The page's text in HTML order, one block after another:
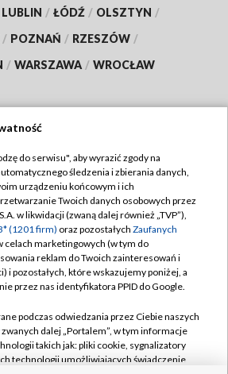
LUBLIN / ŁÓDŹ / OLSZTYN /
/ POZNAŃ / RZESZÓW /
/ WARSZAWA / WROCŁAW
TVP
TVP
Cyfrowa
Regulamin TVP
prywatności
Moje zgody
Pomoc
Kontakt
do serwisu", aby wyrazić zgody na
śledzenia i zbierania danych,
urządzeniu końcowym i ich
Twoich danych osobowych przez
w likwidacji (zwaną dalej również „TVP”),
(1201 firm) oraz pozostałych Zaufanych
celach marketingowych (w tym do
reklam do Twoich zainteresowań i
i pozostałych, które wskazujemy poniżej, a
przez nas identyfikatora PPID do Google.
podczas odwiedzania przez Ciebie naszych
zwanych dalej „Portalem”, w tym informacje
takich jak: pliki cookie, sygnalizatory
technologii umożliwiających świadczenie